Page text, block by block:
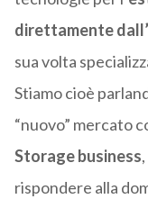
direttamente
sua volta
Stiamo cioè
“nuovo” mercato
Storage business
rispondere alla